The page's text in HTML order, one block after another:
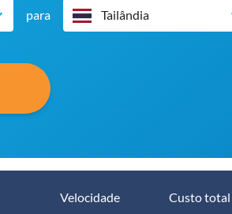
para Tailândia
Velocidade Custo total